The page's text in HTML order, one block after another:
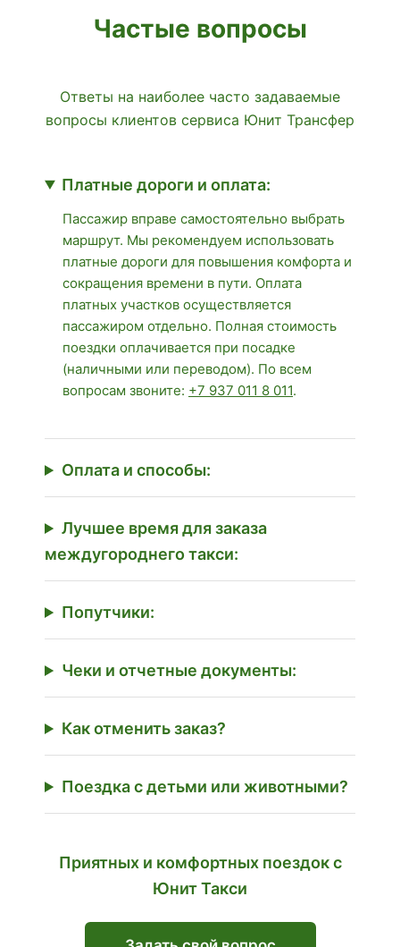
Частые вопросы
Ответы на наиболее часто задаваемые
вопросы клиентов сервиса Юнит Трансфер
Платные дороги и оплата:
Пассажир вправе самостоятельно выбрать
маршрут. Мы рекомендуем использовать
платные дороги для повышения комфорта и
сокращения времени в пути. Оплата
платных участков осуществляется
пассажиром отдельно. Полная стоимость
поездки оплачивается при посадке
(наличными или переводом). По всем
вопросам звоните: +7 937 011 8 011.
Оплата и способы:
Лучшее время для заказа
междугороднего такси:
Попутчики:
Чеки и отчетные документы:
Как отменить заказ?
Поездка с детьми или животными?
Приятных и комфортных поездок с
Юнит Такси